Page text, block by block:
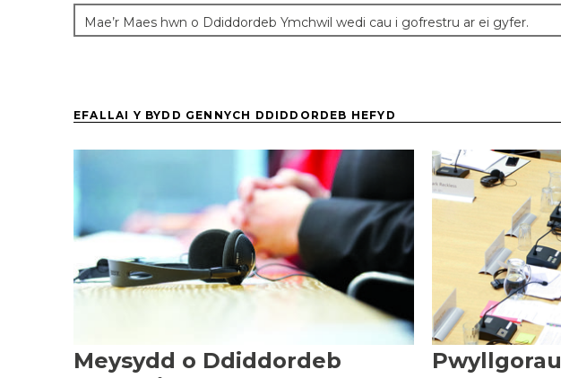
Mae’r Maes hwn o Ddiddordeb Ymchwil wedi cau i gofrestru ar ei gyfer.
EFALLAI Y BYDD GENNYCH DDIDDORDEB HEFYD
Meysydd o Ddiddordeb
Pwyllgorau